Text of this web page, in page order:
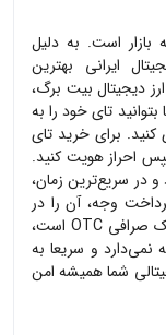
بازار است. به دلیل
ایرانی بهترین
دیجیتال بیت برگ،
تایخود را به
برای خرید تای
احراز هویت کنید.
در سریع‌ترین زمان،
وجه، آن را در
کیف پول خود دریافت کنید. صرافی بیت برگ یک صرافی OTC است،
نمی‌دارد و سریعا به
شما همیشه امن